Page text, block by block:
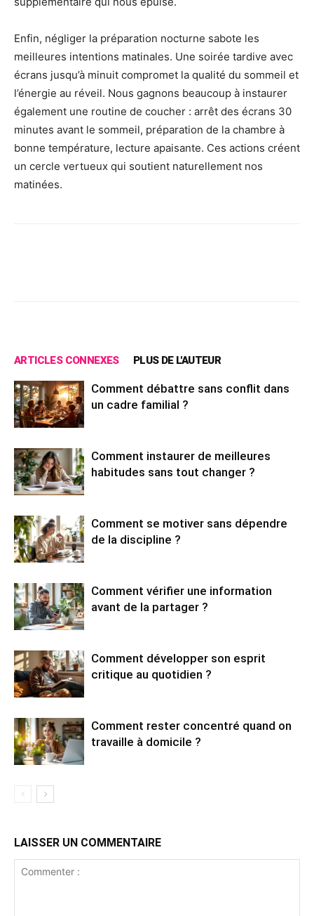
Enfin, négliger la préparation nocturne sabote les
meilleures intentions matinales. Une soirée tardive avec
écrans jusqu’à minuit compromet la qualité du sommeil et
l’énergie au réveil. Nous gagnons beaucoup à instaurer
également une routine de coucher : arrêt des écrans 30
minutes avant le sommeil, préparation de la chambre à
bonne température, lecture apaisante. Ces actions créent
un cercle vertueux qui soutient naturellement nos
matinées.
ARTICLES CONNEXES PLUS DE L'AUTEUR
Comment débattre sans conflit dans
un cadre familial ?
Comment instaurer de meilleures
habitudes sans tout changer ?
Comment se motiver sans dépendre
de la discipline ?
Comment vérifier une information
avant de la partager ?
Comment développer son esprit
critique au quotidien ?
Comment rester concentré quand on
travaille à domicile ?
LAISSER UN COMMENTAIRE